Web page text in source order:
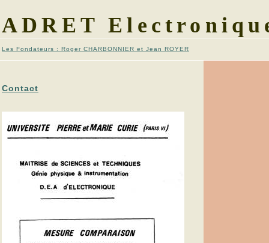
ADRET
Les Fondateurs : Roger CHARBONNIER et Jean ROYER
Contact